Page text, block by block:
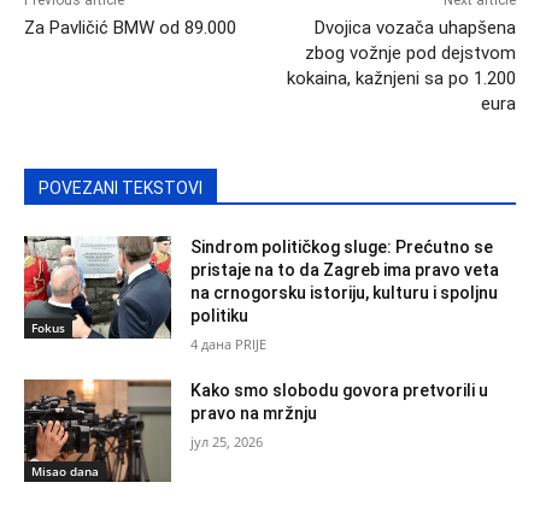
Za Pavličić BMW od 89.000
Dvojica vozača uhapšena
zbog vožnje pod dejstvom
kokaina, kažnjeni sa po 1.200
eura
POVEZANI TEKSTOVI
Fokus
Sindrom političkog sluge: Prećutno se
pristaje na to da Zagreb ima pravo veta
na crnogorsku istoriju, kulturu i spoljnu
politiku
4 дана PRIJE
Misao dana
Kako smo slobodu govora pretvorili u
pravo na mržnju
јул 25, 2026